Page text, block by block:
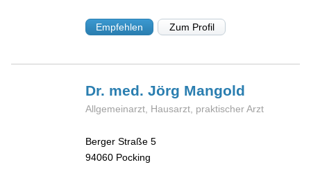
Empfehlen Zum Profil
Dr. med. Jörg Mangold
Allgemeinarzt, Hausarzt, praktischer Arzt
Berger Straße 5
94060 Pocking